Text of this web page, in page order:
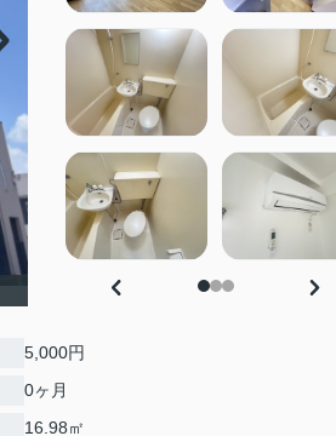
5,000円
0ヶ月
16.98㎡